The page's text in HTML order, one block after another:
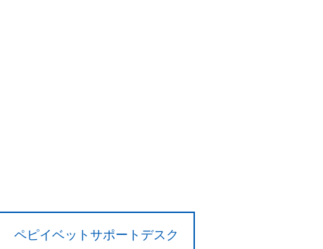
ペピイベットサポートデスク